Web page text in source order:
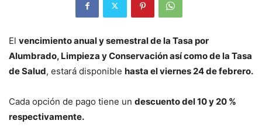
El vencimiento anual y semestral de la Tasa por
Alumbrado, Limpieza y Conservación así como de la Tasa
de Salud, estará disponible hasta el viernes 24 de febrero.
Cada opción de pago tiene un descuento del 10 y 20 %
respectivamente.